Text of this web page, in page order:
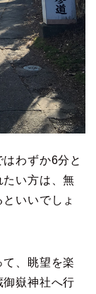
わずか6分と
い方は、無
いいでしょ
、眺望を楽
御嶽神社へ行